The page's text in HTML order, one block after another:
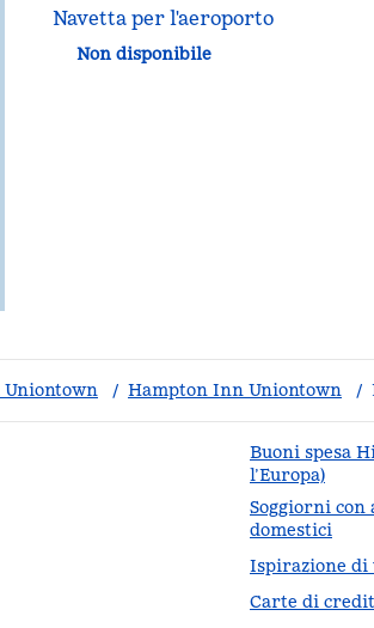
Navetta per l'aeroporto
Non disponibile
Uniontown / Hampton Inn Uniontown /
Buoni spesa
l’Europa)
Soggiorni con
domestici
Ispirazione di
Carte di